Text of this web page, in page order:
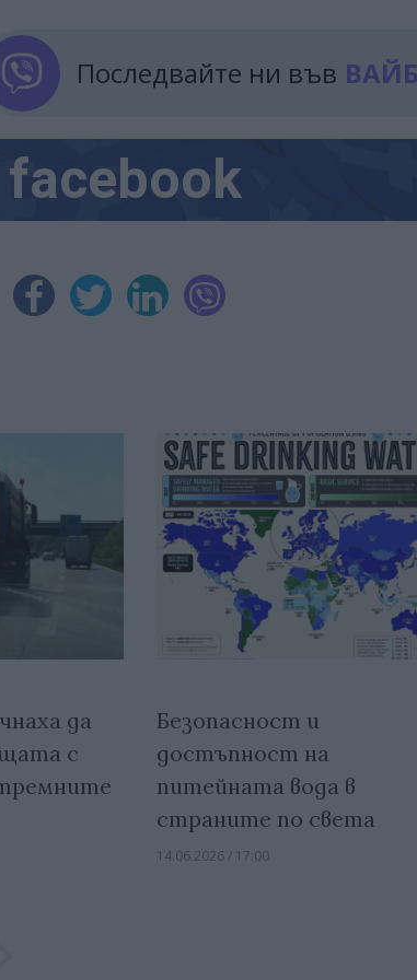
Последвайте ни във
facebook
да
с
Безопасност и
достъпност на
питейната вода в
страните по света
14.06.2026 / 17:00